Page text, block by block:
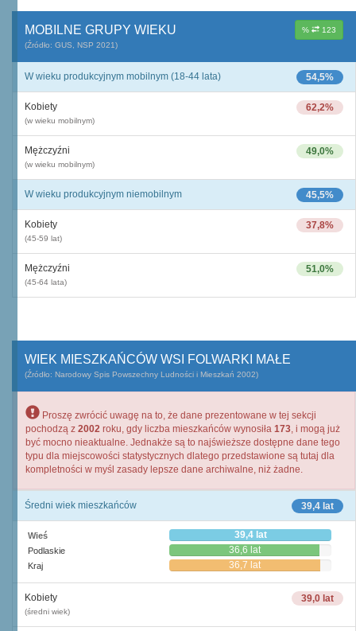
% 123
MOBILNE GRUPY WIEKU
(Źródło: GUS, NSP 2021)
54,5%
W wieku produkcyjnym mobilnym (18-44 lata)
62,2%
Kobiety
(w wieku mobilnym)
49,0%
Mężczyźni
(w wieku mobilnym)
45,5%
W wieku produkcyjnym niemobilnym
37,8%
Kobiety
(45-59 lat)
51,0%
Mężczyźni
(45-64 lata)
WIEK MIESZKAŃCÓW WSI FOLWARKI MAŁE
(Źródło: Narodowy Spis Powszechny Ludności i Mieszkań 2002)
Proszę zwrócić uwagę na to, że dane prezentowane w tej sekcji
pochodzą z 2002 roku, gdy liczba mieszkańców wynosiła 173, i mogą już
być mocno nieaktualne. Jednakże są to najświeższe dostępne dane tego
typu dla miejscowości statystycznych dlatego przedstawione są tutaj dla
kompletności w myśl zasady lepsze dane archiwalne, niż żadne.
39,4 lat
Średni wiek mieszkańców
Wieś 39,4 lat
Podlaskie 36,6 lat
Kraj 36,7 lat
39,0 lat
Kobiety
(średni wiek)